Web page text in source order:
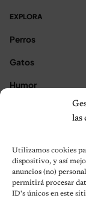
las
Utilizamos cookies
dispositivo, y así
anuncios (no)
permitirá procesar
ID's únicos en este
EXPLORA
Perros
Gatos
Humor
Contacto
★ Asóciate con